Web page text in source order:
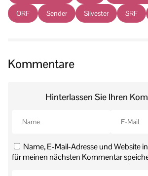
ORF Sender Silvester SRF
Kommentare
Hinterlassen Sie Ihren
Name, E-Mail-Adresse und Website
für meinen nächsten Kommentar